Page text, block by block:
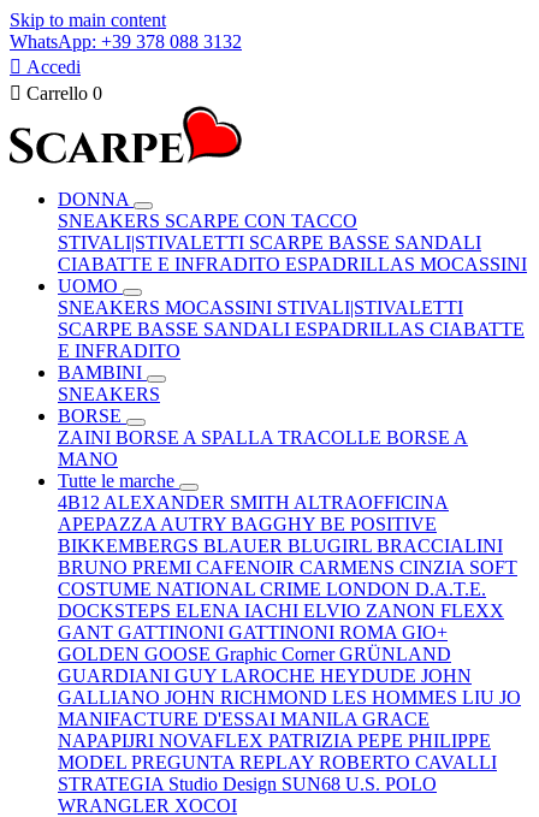
Skip to main content
WhatsApp: +39 378 088 3132
 Accedi
 Carrello 0
DONNA
SNEAKERS SCARPE CON TACCO
STIVALI|STIVALETTI SCARPE BASSE SANDALI
CIABATTE E INFRADITO ESPADRILLAS MOCASSINI
UOMO
SNEAKERS MOCASSINI STIVALI|STIVALETTI
SCARPE BASSE SANDALI ESPADRILLAS CIABATTE
E INFRADITO
BAMBINI
SNEAKERS
BORSE
ZAINI BORSE A SPALLA TRACOLLE BORSE A
MANO
Tutte le marche
4B12 ALEXANDER SMITH ALTRAOFFICINA
APEPAZZA AUTRY BAGGHY BE POSITIVE
BIKKEMBERGS BLAUER BLUGIRL BRACCIALINI
BRUNO PREMI CAFENOIR CARMENS CINZIA SOFT
COSTUME NATIONAL CRIME LONDON D.A.T.E.
DOCKSTEPS ELENA IACHI ELVIO ZANON FLEXX
GANT GATTINONI GATTINONI ROMA GIO+
GOLDEN GOOSE Graphic CornerGRÜNLAND
GUARDIANI GUY LAROCHE HEYDUDE JOHN
GALLIANO JOHN RICHMOND LES HOMMES LIU JO
MANIFACTURE D'ESSAI MANILA GRACE
NAPAPIJRI NOVAFLEX PATRIZIA PEPE PHILIPPE
MODEL PREGUNTA REPLAY ROBERTO CAVALLI
STRATEGIA Studio Design SUN68 U.S. POLO
WRANGLER XOCOI